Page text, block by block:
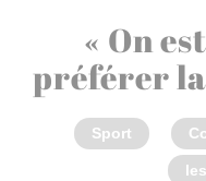
« On
préférer la
Sport